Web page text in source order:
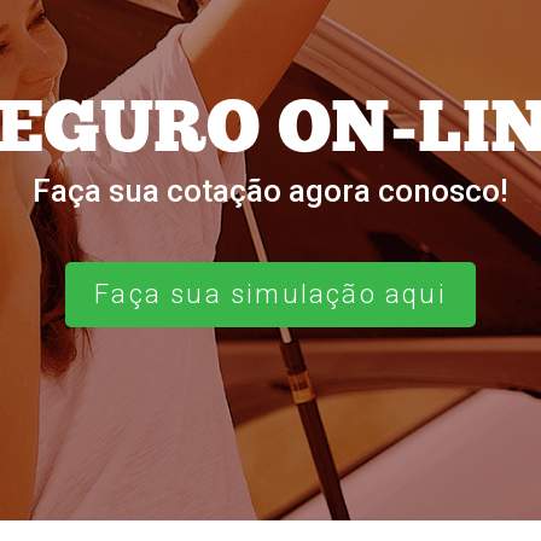
ON-
Faça sua cotação agora conosco!
Faça sua simulação aqui